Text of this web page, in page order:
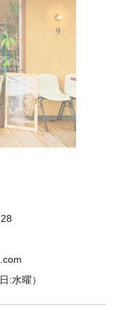
:水曜）